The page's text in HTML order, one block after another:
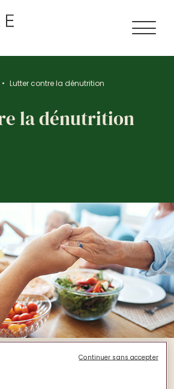
• Lutter contre la dénutrition
la dénutrition
la Semaine nationale de lutte
organisée du 7 au 14
Continuer sans accepter